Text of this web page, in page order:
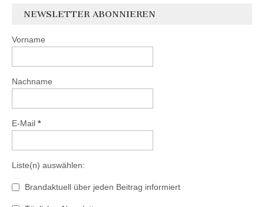
NEWSLETTER ABONNIEREN
Vorname
Nachname
E-Mail *
Liste(n) auswählen:
Brandaktuell über jeden Beitrag informiert